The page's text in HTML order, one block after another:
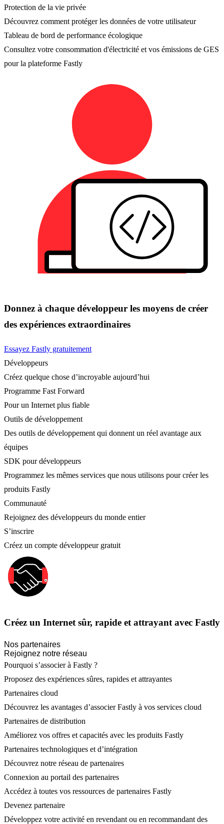
Protection de la vie privée
Découvrez comment protéger les données de votre utilisateur
Tableau de bord de performance écologique
Consultez votre consommation d'électricité et vos émissions de GES
pour la plateforme Fastly
Donnez à chaque développeur les moyens de créer
des expériences extraordinaires
Essayez Fastly gratuitement
Développeurs
Créez quelque chose d’incroyable aujourd’hui
Programme Fast Forward
Pour un Internet plus fiable
Outils de développement
Des outils de développement qui donnent un réel avantage aux
équipes
SDK pour développeurs
Programmez les mêmes services que nous utilisons pour créer les
produits Fastly
Communauté
Rejoignez des développeurs du monde entier
S’inscrire
Créez un compte développeur gratuit
Créez un Internet sûr, rapide et attrayant avec Fastly
Nos partenaires
Rejoignez notre réseau
Pourquoi s’associer à Fastly ?
Proposez des expériences sûres, rapides et attrayantes
Partenaires cloud
Découvrez les avantages d’associer Fastly à vos services cloud
Partenaires de distribution
Améliorez vos offres et capacités avec les produits Fastly
Partenaires technologiques et d’intégration
Découvrez notre réseau de partenaires
Connexion au portail des partenaires
Accédez à toutes vos ressources de partenaires Fastly
Devenez partenaire
Développez votre activité en revendant ou en recommandant des